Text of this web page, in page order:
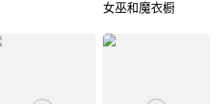
女巫和魔衣橱